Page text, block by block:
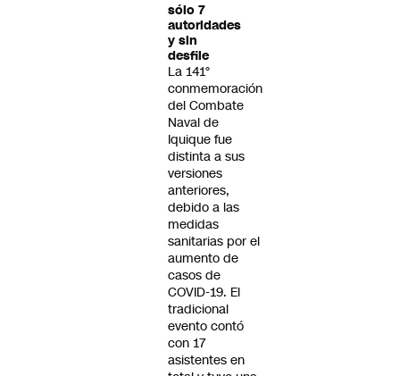
sólo 7
autoridades
y sin
desfile
La 141°
conmemoración
del Combate
Naval de
Iquique fue
distinta a sus
versiones
anteriores,
debido a las
medidas
sanitarias por el
aumento de
casos de
COVID-19. El
tradicional
evento contó
con 17
asistentes en